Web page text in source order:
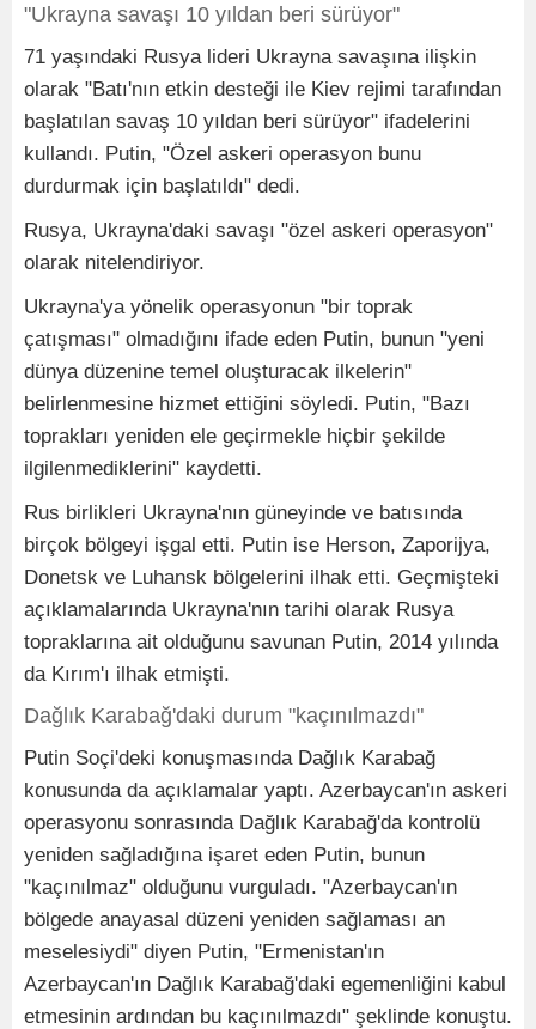
"Ukrayna savaşı 10 yıldan beri sürüyor"
71 yaşındaki Rusya lideri Ukrayna savaşına ilişkin
olarak "Batı'nın etkin desteği ile Kiev rejimi tarafından
başlatılan savaş 10 yıldan beri sürüyor" ifadelerini
kullandı. Putin, "Özel askeri operasyon bunu
durdurmak için başlatıldı" dedi.
Rusya, Ukrayna'daki savaşı "özel askeri operasyon"
olarak nitelendiriyor.
Ukrayna'ya yönelik operasyonun "bir toprak
çatışması" olmadığını ifade eden Putin, bunun "yeni
dünya düzenine temel oluşturacak ilkelerin"
belirlenmesine hizmet ettiğini söyledi. Putin, "Bazı
toprakları yeniden ele geçirmekle hiçbir şekilde
ilgilenmediklerini" kaydetti.
Rus birlikleri Ukrayna'nın güneyinde ve batısında
birçok bölgeyi işgal etti. Putin ise Herson, Zaporijya,
Donetsk ve Luhansk bölgelerini ilhak etti. Geçmişteki
açıklamalarında Ukrayna'nın tarihi olarak Rusya
topraklarına ait olduğunu savunan Putin, 2014 yılında
da Kırım'ı ilhak etmişti.
Dağlık Karabağ'daki durum "kaçınılmazdı"
Putin Soçi'deki konuşmasında Dağlık Karabağ
konusunda da açıklamalar yaptı. Azerbaycan'ın askeri
operasyonu sonrasında Dağlık Karabağ'da kontrolü
yeniden sağladığına işaret eden Putin, bunun
"kaçınılmaz" olduğunu vurguladı. "Azerbaycan'ın
bölgede anayasal düzeni yeniden sağlaması an
meselesiydi" diyen Putin, "Ermenistan'ın
Azerbaycan'ın Dağlık Karabağ'daki egemenliğini kabul
etmesinin ardından bu kaçınılmazdı" şeklinde konuştu.